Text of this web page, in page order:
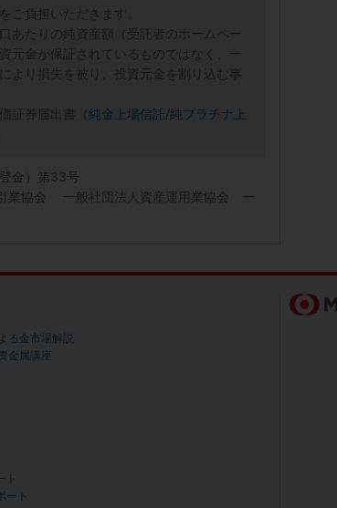
ご負担いただきます。
あたりの純資産額（受託者のホームペー
元金が保証されているものではなく、一
より損失を被り、投資元金を割り込む事
証券届出書（ 純金上場信託 /純プラチナ上
金）第33号
引業協会 一般社団法人資産運用業協会 一
る金市場解説
金属講座
ト
ート